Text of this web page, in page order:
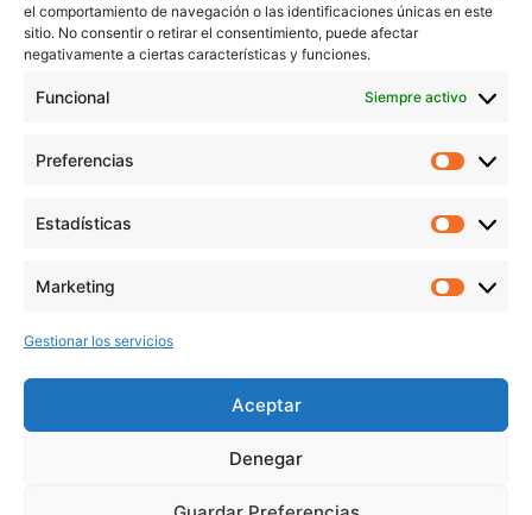
el comportamiento de navegación o las identificaciones únicas en este
sitio. No consentir o retirar el consentimiento, puede afectar
negativamente a ciertas características y funciones.
Funcional Siempre activo
Preferencias
Estadísticas
Marketing
Gestionar los servicios
Aceptar
Denegar
Contacto
Aviso Legal
Política de cookies
veronicaruiz.es
está bajo
NoComercial 4.0 Internacional
MÁS NOVEDADES EN MIS REDES